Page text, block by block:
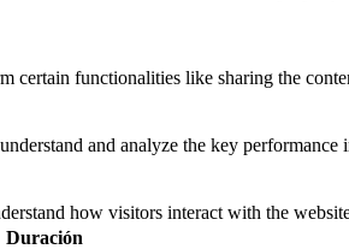
certain functionalities like sharing the
and analyze the key
how visitors interact with the
Duración